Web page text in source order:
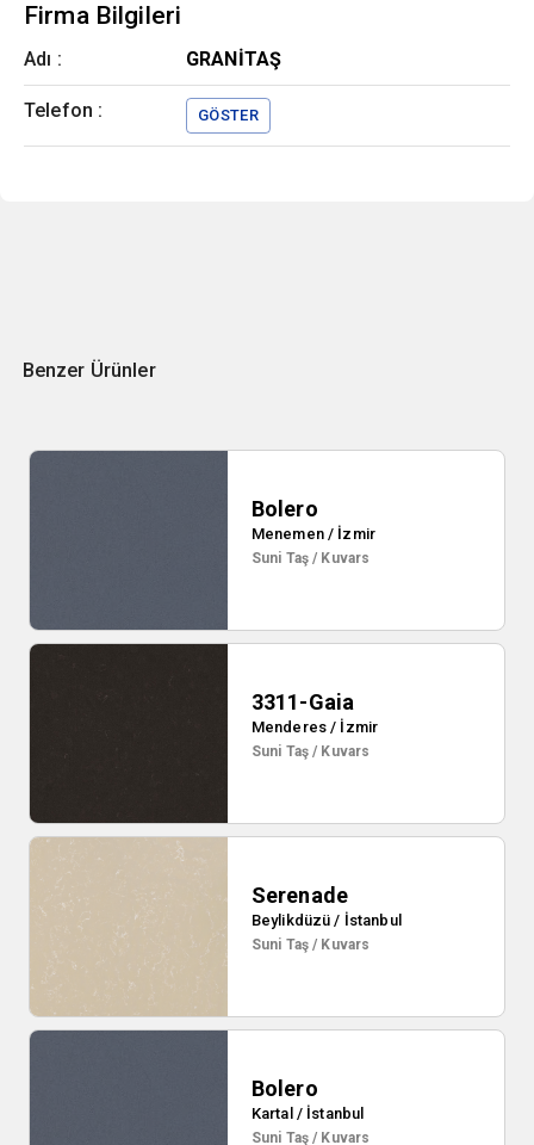
Firma Bilgileri
Adı : GRANİTAŞ
Telefon : GÖSTER
Benzer Ürünler
Bolero
Menemen / İzmir
Suni Taş / Kuvars
3311-Gaia
Menderes / İzmir
Suni Taş / Kuvars
Serenade
Beylikdüzü / İstanbul
Suni Taş / Kuvars
Bolero
Kartal / İstanbul
Suni Taş / Kuvars